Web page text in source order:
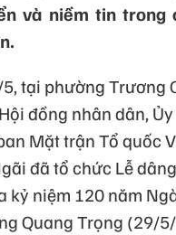
và niềm tin trong
tại phường Trương
đồng nhân dân,
Mặt trận Tổ quốc
đã tổ chức Lễ
kỷ niệm 120 năm
Quang Trọng (29/